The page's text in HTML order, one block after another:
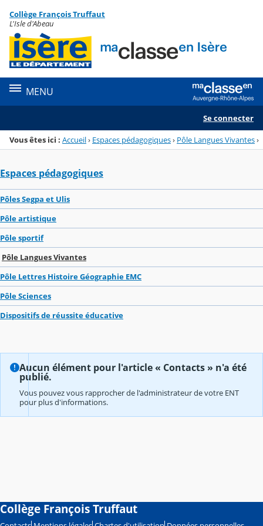
Menu de la rubrique
Contenu
Collège François Truffaut
L'Isle d'Abeau
MENU
Se connecter
Vous êtes ici : Accueil› Espaces pédagogiques› Pôle Langues Vivantes›
Espaces pédagogiques
Pôles Segpa et Ulis
Pôle artistique
Pôle sportif
Pôle Langues Vivantes
Pôle Lettres Histoire Géographie EMC
Pôle Sciences
Dispositifs de réussite éducative
Aucun élément pour l'article « Contacts » n'a été
publié.
Vous pouvez vous rapprocher de l'administrateur de votre ENT
pour plus d'informations.
Collège François Truffaut